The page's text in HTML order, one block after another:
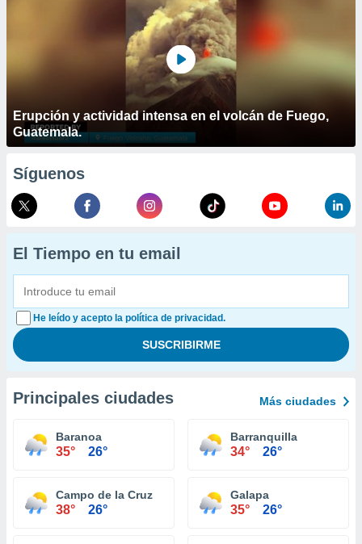
Erupción y actividad intensa en el volcán de Fuego,
Guatemala.
Síguenos
El Tiempo en tu email
He leído y acepto la política de privacidad.
Principales ciudades Más ciudades
Baranoa
35° 26°
Barranquilla
34° 26°
Campo de la Cruz
38° 26°
Galapa
35° 26°